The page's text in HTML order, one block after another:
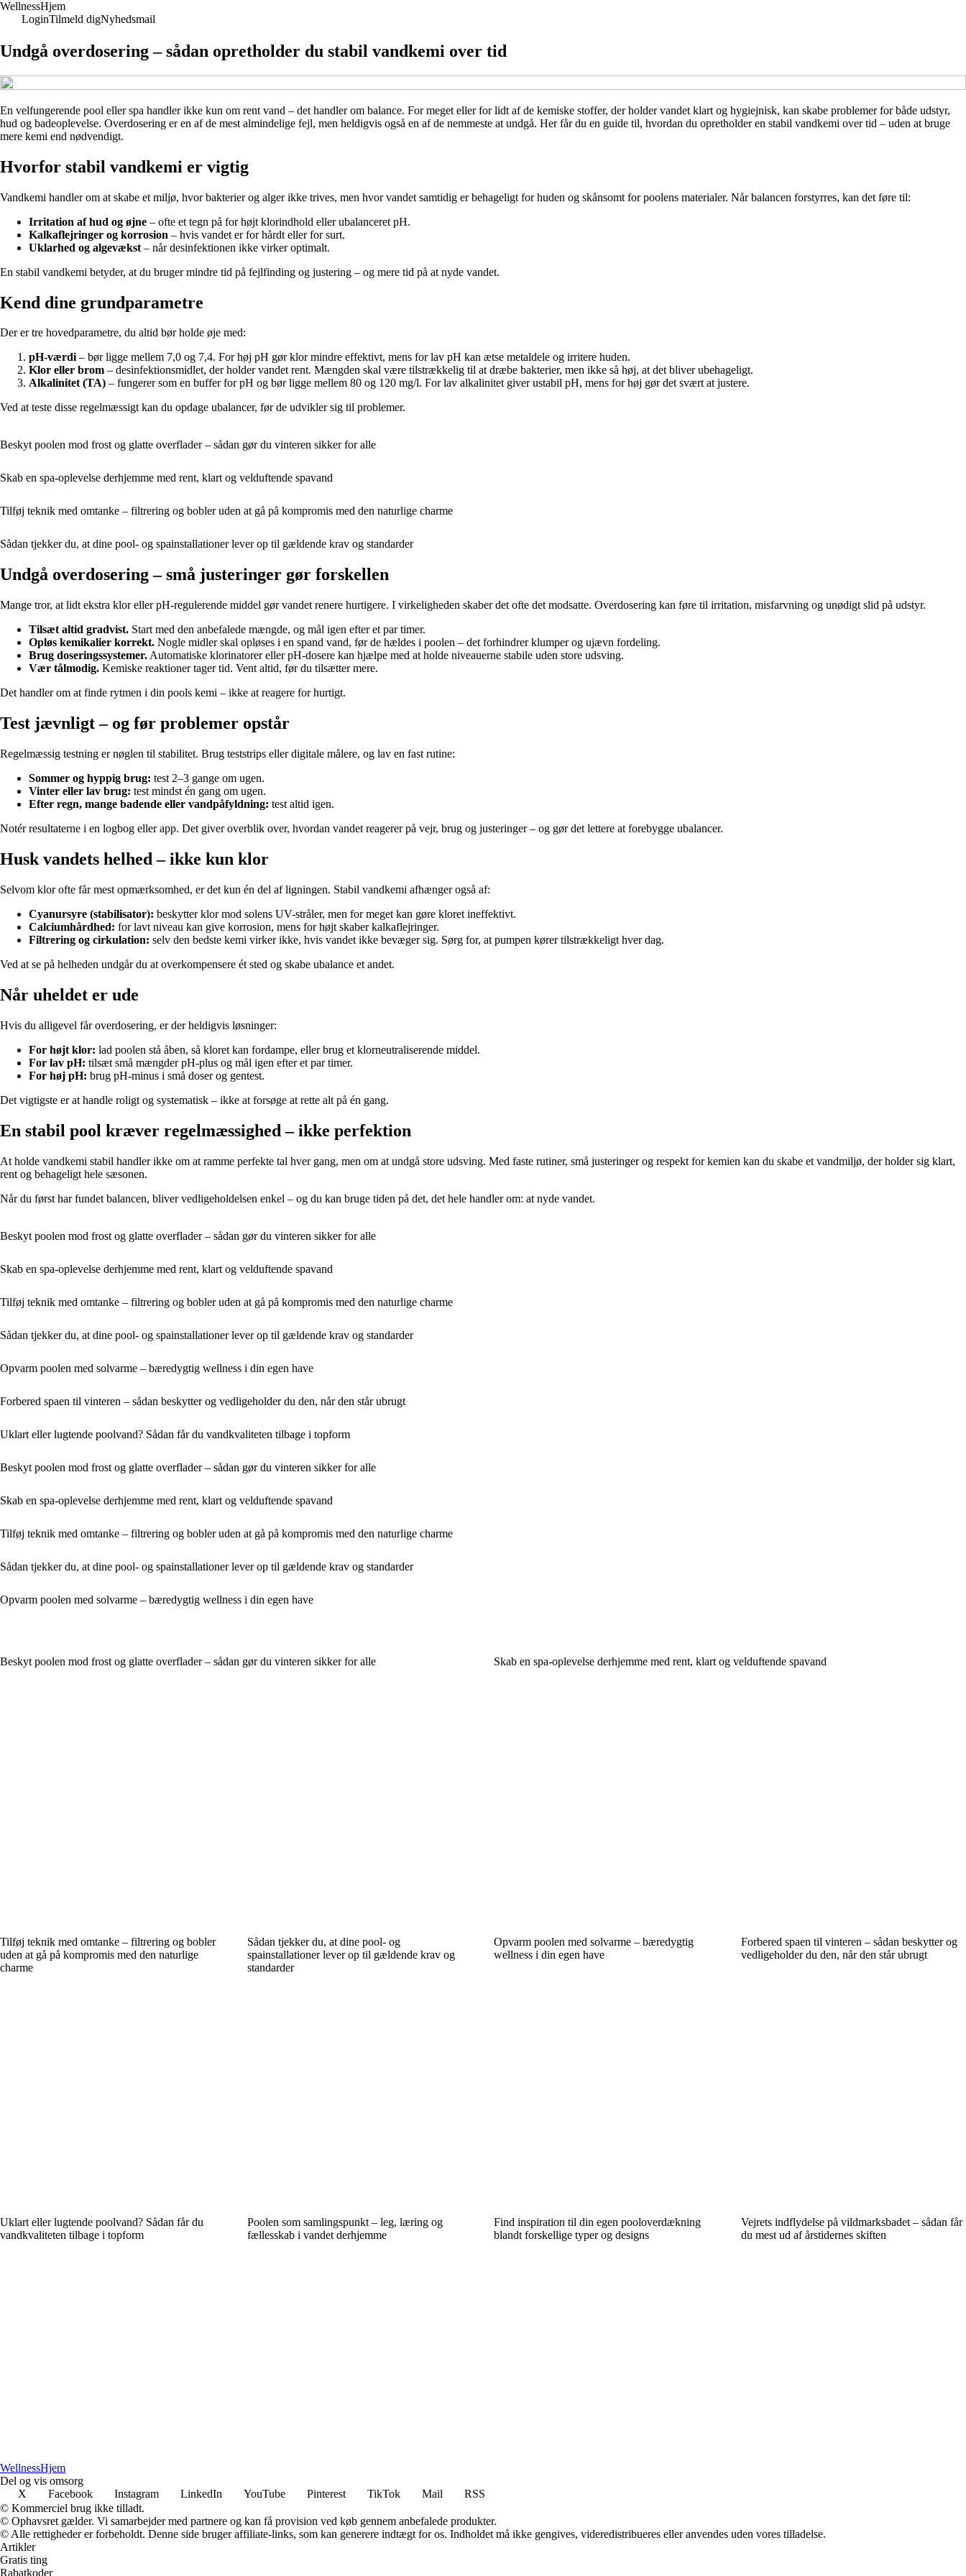
WellnessHjem
LoginTilmeld digNyhedsmail
Undgå overdosering – sådan opretholder du stabil vandkemi over tid
En velfungerende pool eller spa handler ikke kun om rent vand – det handler om balance. For meget eller for lidt af de kemiske stoffer, der holder vandet klart og hygiejnisk, kan skabe problemer for både udstyr,
hud og badeoplevelse. Overdosering er en af de mest almindelige fejl, men heldigvis også en af de nemmeste at undgå. Her får du en guide til, hvordan du opretholder en stabil vandkemi over tid – uden at bruge
mere kemi end nødvendigt.
Hvorfor stabil vandkemi er vigtig
Vandkemi handler om at skabe et miljø, hvor bakterier og alger ikke trives, men hvor vandet samtidig er behageligt for huden og skånsomt for poolens materialer. Når balancen forstyrres, kan det føre til:
Irritation af hud og øjne – ofte et tegn på for højt klorindhold eller ubalanceret pH.
Kalkaflejringer og korrosion – hvis vandet er for hårdt eller for surt.
Uklarhed og algevækst – når desinfektionen ikke virker optimalt.
En stabil vandkemi betyder, at du bruger mindre tid på fejlfinding og justering – og mere tid på at nyde vandet.
Kend dine grundparametre
Der er tre hovedparametre, du altid bør holde øje med:
pH-værdi– bør ligge mellem 7,0 og 7,4. For høj pH gør klor mindre effektivt, mens for lav pH kan ætse metaldele og irritere huden.
Klor eller brom – desinfektionsmidlet, der holder vandet rent. Mængden skal være tilstrækkelig til at dræbe bakterier, men ikke så høj, at det bliver ubehageligt.
Alkalinitet (TA) – fungerer som en buffer for pH og bør ligge mellem 80 og 120 mg/l. For lav alkalinitet giver ustabil pH, mens for høj gør det svært at justere.
Ved at teste disse regelmæssigt kan du opdage ubalancer, før de udvikler sig til problemer.
Beskyt poolen mod frost og glatte overflader – sådan gør du vinteren sikker for alle
Skab en spa-oplevelse derhjemme med rent, klart og velduftende spavand
Tilføj teknik med omtanke – filtrering og bobler uden at gå på kompromis med den naturlige charme
Sådan tjekker du, at dine pool- og spainstallationer lever op til gældende krav og standarder
Undgå overdosering – små justeringer gør forskellen
Mange tror, at lidt ekstra klor eller pH-regulerende middel gør vandet renere hurtigere. I virkeligheden skaber det ofte det modsatte. Overdosering kan føre til irritation, misfarvning og unødigt slid på udstyr.
Tilsæt altid gradvist. Start med den anbefalede mængde, og mål igen efter et par timer.
Opløs kemikalier korrekt. Nogle midler skal opløses i en spand vand, før de hældes i poolen – det forhindrer klumper og ujævn fordeling.
Brug doseringssystemer. Automatiske klorinatorer eller pH-dosere kan hjælpe med at holde niveauerne stabile uden store udsving.
Vær tålmodig. Kemiske reaktioner tager tid. Vent altid, før du tilsætter mere.
Det handler om at finde rytmen i din pools kemi – ikke at reagere for hurtigt.
Test jævnligt – og før problemer opstår
Regelmæssig testning er nøglen til stabilitet. Brug teststrips eller digitale målere, og lav en fast rutine:
Sommer og hyppig brug: test 2–3 gange om ugen.
Vinter eller lav brug: test mindst én gang om ugen.
Efter regn, mange badende eller vandpåfyldning: test altid igen.
Notér resultaterne i en logbog eller app. Det giver overblik over, hvordan vandet reagerer på vejr, brug og justeringer – og gør det lettere at forebygge ubalancer.
Husk vandets helhed – ikke kun klor
Selvom klor ofte får mest opmærksomhed, er det kun én del af ligningen. Stabil vandkemi afhænger også af:
Cyanursyre (stabilisator): beskytter klor mod solens UV-stråler, men for meget kan gøre kloret ineffektivt.
Calciumhårdhed: for lavt niveau kan give korrosion, mens for højt skaber kalkaflejringer.
Filtrering og cirkulation: selv den bedste kemi virker ikke, hvis vandet ikke bevæger sig. Sørg for, at pumpen kører tilstrækkeligt hver dag.
Ved at se på helheden undgår du at overkompensere ét sted og skabe ubalance et andet.
Når uheldet er ude
Hvis du alligevel får overdosering, er der heldigvis løsninger:
For højt klor: lad poolen stå åben, så kloret kan fordampe, eller brug et klorneutraliserende middel.
For lav pH: tilsæt små mængder pH-plus og mål igen efter et par timer.
For høj pH: brug pH-minus i små doser og gentest.
Det vigtigste er at handle roligt og systematisk – ikke at forsøge at rette alt på én gang.
En stabil pool kræver regelmæssighed – ikke perfektion
At holde vandkemi stabil handler ikke om at ramme perfekte tal hver gang, men om at undgå store udsving. Med faste rutiner, små justeringer og respekt for kemien kan du skabe et vandmiljø, der holder sig klart,
rent og behageligt hele sæsonen.
Når du først har fundet balancen, bliver vedligeholdelsen enkel – og du kan bruge tiden på det, det hele handler om: at nyde vandet.
Beskyt poolen mod frost og glatte overflader – sådan gør du vinteren sikker for alle
Skab en spa-oplevelse derhjemme med rent, klart og velduftende spavand
Tilføj teknik med omtanke – filtrering og bobler uden at gå på kompromis med den naturlige charme
Sådan tjekker du, at dine pool- og spainstallationer lever op til gældende krav og standarder
Opvarm poolen med solvarme – bæredygtig wellness i din egen have
Forbered spaen til vinteren – sådan beskytter og vedligeholder du den, når den står ubrugt
Uklart eller lugtende poolvand? Sådan får du vandkvaliteten tilbage i topform
Beskyt poolen mod frost og glatte overflader – sådan gør du vinteren sikker for alle
Skab en spa-oplevelse derhjemme med rent, klart og velduftende spavand
Tilføj teknik med omtanke – filtrering og bobler uden at gå på kompromis med den naturlige charme
Sådan tjekker du, at dine pool- og spainstallationer lever op til gældende krav og standarder
Opvarm poolen med solvarme – bæredygtig wellness i din egen have
Beskyt poolen mod frost og glatte overflader – sådan gør du vinteren sikker for alle Skab en spa-oplevelse derhjemme med rent, klart og velduftende spavand
Tilføj teknik med omtanke – filtrering og bobler
uden at gå på kompromis med den naturlige
charme
Sådan tjekker du, at dine pool- og
spainstallationer lever op til gældende krav og
standarder
Opvarm poolen med solvarme – bæredygtig
wellness i din egen have
Forbered spaen til vinteren – sådan beskytter og
vedligeholder du den, når den står ubrugt
Uklart eller lugtende poolvand? Sådan får du
vandkvaliteten tilbage i topform
Poolen som samlingspunkt – leg, læring og
fællesskab i vandet derhjemme
Find inspiration til din egen pooloverdækning
blandt forskellige typer og designs
Vejrets indflydelse på vildmarksbadet – sådan får
du mest ud af årstidernes skiften
WellnessHjem
Del og vis omsorg
X
Facebook Instagram LinkedIn YouTube Pinterest TikTok Mail
RSS
© Kommerciel brug ikke tilladt.
© Ophavsret gælder. Vi samarbejder med partnere og kan få provision ved køb gennem anbefalede produkter.
© Alle rettigheder er forbeholdt. Denne side bruger affiliate-links, som kan generere indtægt for os. Indholdet må ikke gengives, videredistribueres eller anvendes uden vores tilladelse.
Artikler
Gratis ting
Rabatkoder